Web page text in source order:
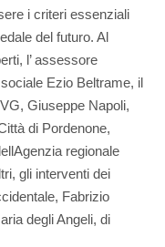
i criteri essenziali
del futuro. Al
l’ assessore
Ezio Beltrame, il
Giuseppe Napoli,
di Pordenone,
regionale
gli interventi dei
Fabrizio
degli Angeli, di